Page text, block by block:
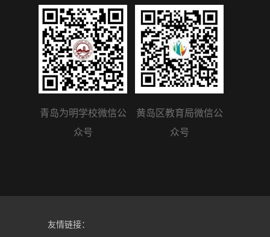
青岛为明学校微信公
众号
黄岛区教育局微信公
众号
友情链接：